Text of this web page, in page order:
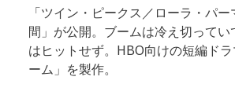
「ツイン・ピークス／ローラ・パ
間」が公開。ブームは冷え切って
はヒットせず。HBO向けの短編ド
ーム」を製作。